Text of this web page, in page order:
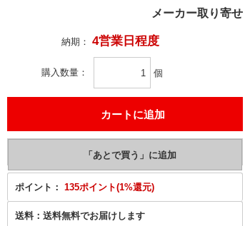
メーカー取り寄せ
納期： 4営業日程度
購入数量 個
ポイント： 135ポイント(1%還元)
送料： 送料無料でお届けします